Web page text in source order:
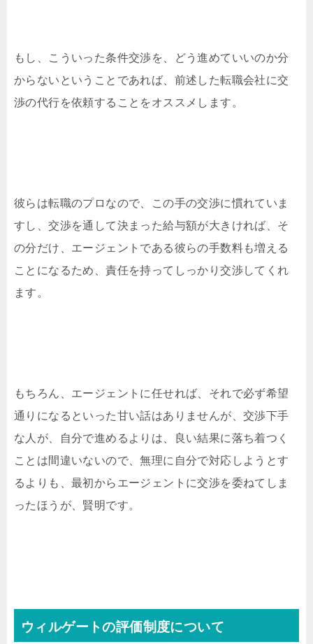
もし、こういった条件交渉を、どう進めていいのか分
からないということであれば、前述した転職会社に交
渉の代行を依頼することをオススメします。
彼らは転職のプロなので、この手の交渉に慣れていま
すし、交渉を通して決まった給与額が大きければ、そ
の分だけ、エージェントである彼らの手数料も増える
ことになるため、責任を持ってしっかり交渉してくれ
ます。
もちろん、エージェントに任せれば、それで必ず希望
通りになるといった甘い話はありませんが、交渉下手
な人が、自分で進めるよりは、良い結果に落ち着つく
ことは間違いないので、無理に自分で対応しようとす
るよりも、最初からエージェントに交渉を委ねてしま
ったほうが、賢明です。
ウィルゲートの評価制度について